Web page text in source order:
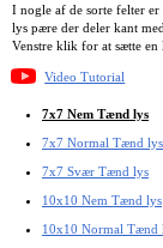
I nogle af de sorte felter
lys pære der deler kant
Venstre klik for at sætte
Video Tutorial
7x7 Nem Tænd lys
7x7 Normal Tænd lys
7x7 Svær Tænd lys
10x10 Nem Tænd lys
10x10 Normal Tænd